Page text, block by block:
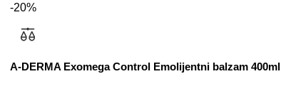
-20%
A-DERMA Exomega Control Emolijentni balzam 400ml